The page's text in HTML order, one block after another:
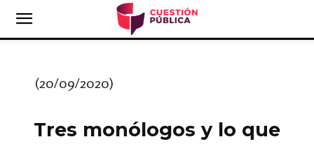
(20/09/2020)
Tres monólogos y lo que